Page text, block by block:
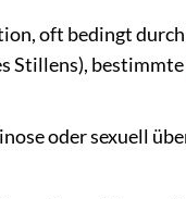
oft bedingt
Stillens), bestimmte
oder sexuell